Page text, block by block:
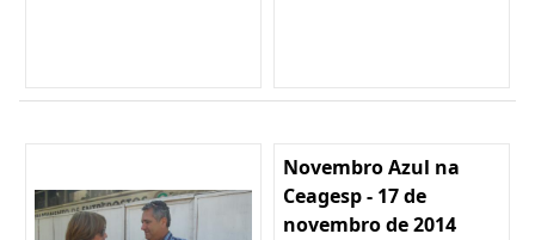
Novembro Azul na
Ceagesp - 17 de
novembro de 2014